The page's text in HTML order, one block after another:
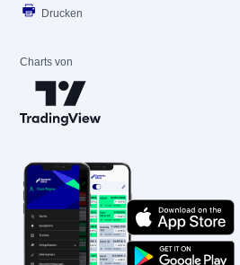
Drucken
Charts von